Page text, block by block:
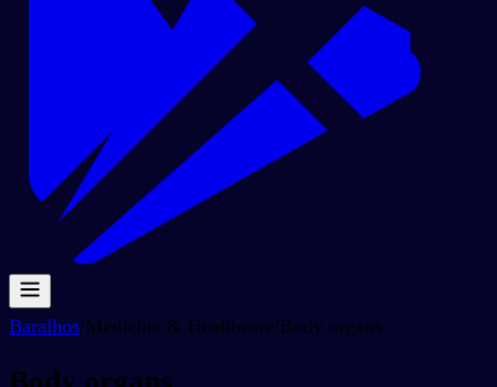
Baralhos/Medicine & Healthcare/Body organs